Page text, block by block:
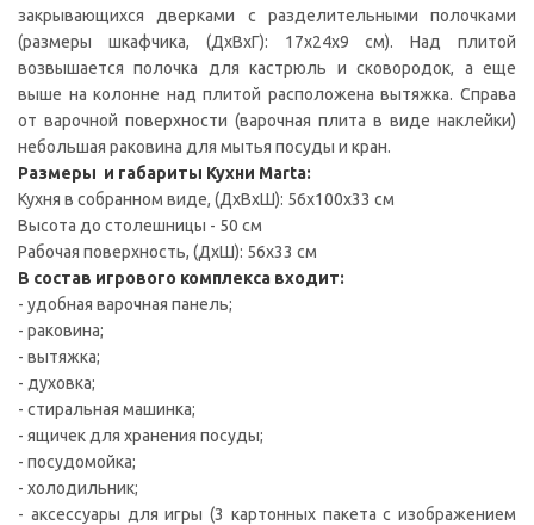
закрывающихся дверками с разделительными полочками
(размеры шкафчика, (ДxВxГ): 17х24x9 см). Над плитой
возвышается полочка для кастрюль и сковородок, а еще
выше на колонне над плитой расположена вытяжка. Справа
от варочной поверхности (варочная плита в виде наклейки)
небольшая раковина для мытья посуды и кран.
Размеры и габариты Кухни Marta:
Кухня в собранном виде, (ДxВxШ): 56x100x33 см
Высота до столешницы - 50 см
Рабочая поверхность, (ДxШ): 56x33 см
В состав игрового комплекса входит:
- удобная варочная панель;
- раковина;
- вытяжка;
- духовка;
- стиральная машинка;
- ящичек для хранения посуды;
- посудомойка;
- холодильник;
- аксессуары для игры (3 картонных пакета с изображением